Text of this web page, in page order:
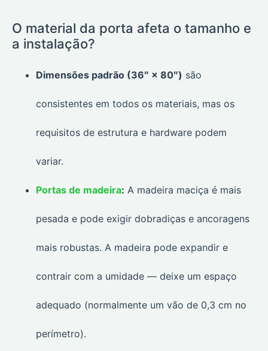
O material da porta afeta o tamanho e
a instalação?
Dimensões padrão (36″ × 80″) são
consistentes em todos os materiais, mas os
requisitos de estrutura e hardware podem
variar.
Portas de madeira: A madeira maciça é mais
pesada e pode exigir dobradiças e ancoragens
mais robustas. A madeira pode expandir e
contrair com a umidade — deixe um espaço
adequado (normalmente um vão de 0,3 cm no
perímetro).